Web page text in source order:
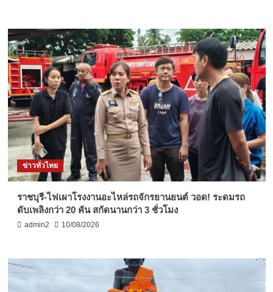
ข่าวทั่วไทย
ราชบุรี-ไฟเผาโรงงานอะไหล่รถจักรยานยนต์ วอด! ระดมรถ
ดับเพลิงกว่า 20 คัน สกัดนานกว่า 3 ชั่วโมง
admin2 10/08/2026